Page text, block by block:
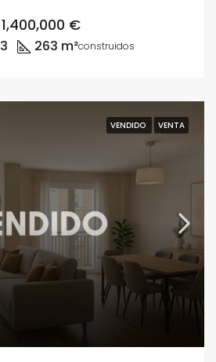
1,400,000 €
3 263 m²construidos
VENDIDO VENTA